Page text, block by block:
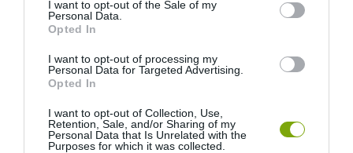
I want to opt-out of the Sale of my
Personal Data.
Opted In
I want to opt-out of processing my
Personal Data for Targeted Advertising.
Opted In
I want to opt-out of Collection, Use,
Retention, Sale, and/or Sharing of my
Personal Data that Is Unrelated with the
Purposes for which it was collected.